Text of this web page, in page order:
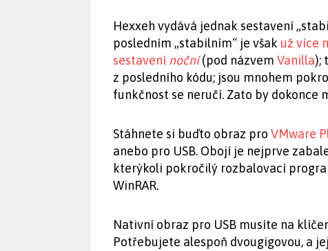
Hexxeh vydává jednak sestavení
posledním „stabilním“ je však už více
sestavení noční (pod názvem Vanilla);
z posledního kódu; jsou mnohem
funkčnost se neručí. Zato by
Stáhnete si buďto obraz pro VMware
anebo pro USB. Obojí je nejprve
kterýkoli pokročilý rozbalovací
WinRAR.
Nativní obraz pro USB musíte na
Potřebujete alespoň dvougigovou, a